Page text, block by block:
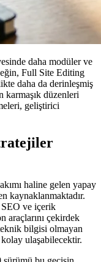
daha modüler ve
Full Site Editing
daha da derinleşmiş
karmaşık düzenleri
geliştirici
haline gelen yapay
kaynaklanmaktadır.
ve içerik
araçlarını çekirdek
bilgisi olmayan
ulaşabilecektir.